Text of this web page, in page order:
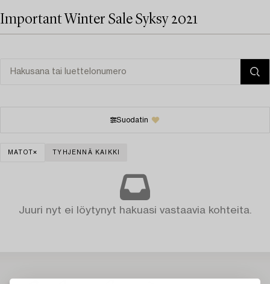
Important Winter Sale Syksy 2021
Suodatin
MATOT TYHJENNÄ KAIKKI
Juuri nyt ei löytynyt hakuasi vastaavia kohteita.